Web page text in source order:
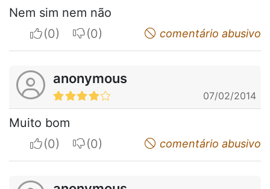
Nem sim nem não
I apreciateI do not appreciatecomentário abusivo
anonymous
07/02/2014
Muito bom
I apreciateI do not appreciatecomentário abusivo